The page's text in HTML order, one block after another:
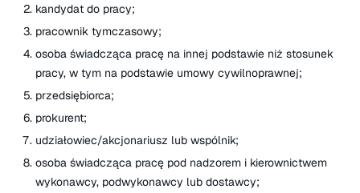
kandydat do pracy;
pracownik tymczasowy;
osoba świadcząca pracę na innej podstawie niż stosunek
pracy, w tym na podstawie umowy cywilnoprawnej;
przedsiębiorca;
prokurent;
udziałowiec/akcjonariusz lub wspólnik;
osoba świadcząca pracę pod nadzorem i kierownictwem
wykonawcy, podwykonawcy lub dostawcy;